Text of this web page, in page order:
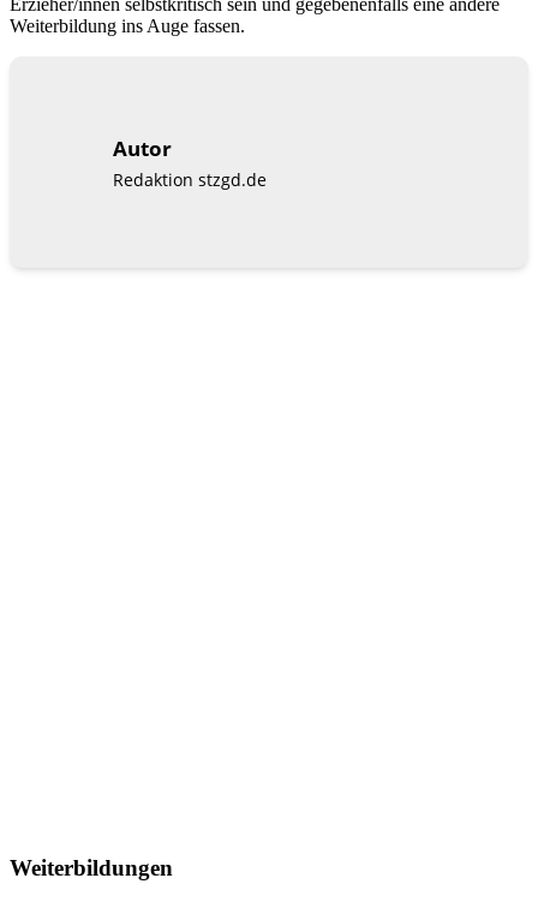
Erzieher/innen selbstkritisch sein und gegebenenfalls eine andere
Weiterbildung ins Auge fassen.
Autor
Redaktion stzgd.de
Weiterbildungen